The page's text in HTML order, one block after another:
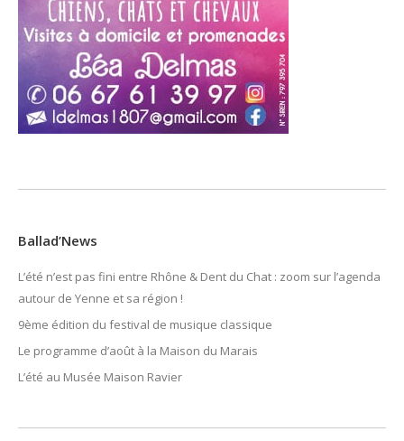
Ballad’News
L’été n’est pas fini entre Rhône & Dent du Chat : zoom sur l’agenda
autour de Yenne et sa région !
9ème édition du festival de musique classique
Le programme d’août à la Maison du Marais
L’été au Musée Maison Ravier